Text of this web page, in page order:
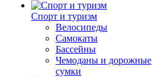
Спорт и туризм
Велосипеды
Самокаты
Бассейны
Чемоданы и дорожные
сумки